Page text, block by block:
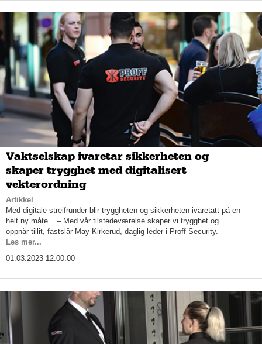
Vaktselskap ivaretar sikkerheten og
skaper trygghet med digitalisert
vekterordning
Artikkel
Med digitale streifrunder blir tryggheten og sikkerheten ivaretatt på en
helt ny måte. – Med vår tilstedeværelse skaper vi trygghet og
oppnår tillit, fastslår May Kirkerud, daglig leder i Proff Security.
Les mer...
01.03.2023 12.00.00